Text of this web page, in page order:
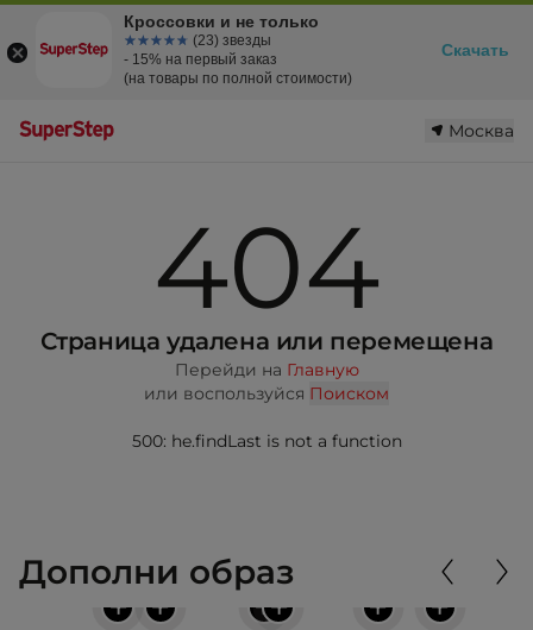
Москва
404
Страница удалена или перемещена
Перейди на Главную
или воспользуйся Поиском
500: he.findLast is not a function
Дополни образ
+
+
+ + +
+
Кроссовки и не только
☆☆☆☆☆
★★★★★ (23) звезды
- 15% на первый заказ
(на товары по полной стоимости)
Скачать